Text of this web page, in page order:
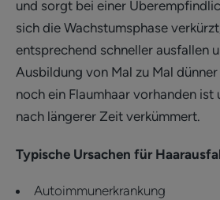
und sorgt bei einer
sich die Wachstumsphase
entsprechend schneller ausfallen
Ausbildung von Mal zu Mal
noch ein Flaumhaar vorhanden ist
nach längerer Zeit verkümmert.
Typische Ursachen für
Autoimmunerkrankung